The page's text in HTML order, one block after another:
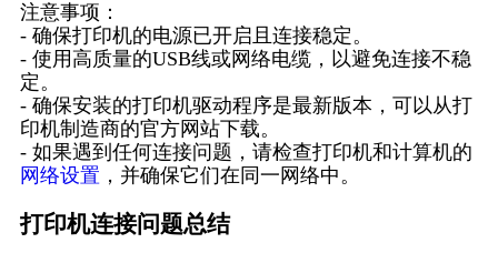
注意事项：
- 确保打印机的电源已开启且连接稳定。
- 使用高质量的USB线或网络电缆，以避免连接不稳
定。
- 确保安装的打印机驱动程序是最新版本，可以从打
印机制造商的官方网站下载。
- 如果遇到任何连接问题，请检查打印机和计算机的
网络设置 ，并确保它们在同一网络中。
打印机连接问题总结